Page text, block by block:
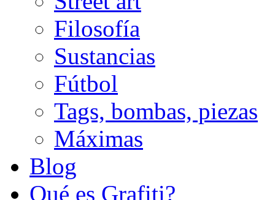
Filosofía
Sustancias
Fútbol
Tags, bombas, piezas
Máximas
Blog
Qué es Grafiti?